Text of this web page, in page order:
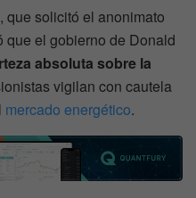
que solicitó el anonimato
que el gobierno de Donald
absoluta sobre la
vigilan con cautela
mercado energético.